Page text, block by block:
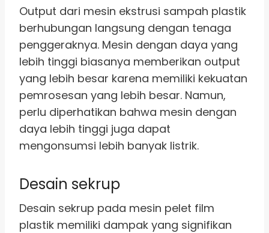
Output dari mesin ekstrusi sampah plastik
berhubungan langsung dengan tenaga
penggeraknya. Mesin dengan daya yang
lebih tinggi biasanya memberikan output
yang lebih besar karena memiliki kekuatan
pemrosesan yang lebih besar. Namun,
perlu diperhatikan bahwa mesin dengan
daya lebih tinggi juga dapat
mengonsumsi lebih banyak listrik.
Desain sekrup
Desain sekrup pada mesin pelet film
plastik memiliki dampak yang signifikan